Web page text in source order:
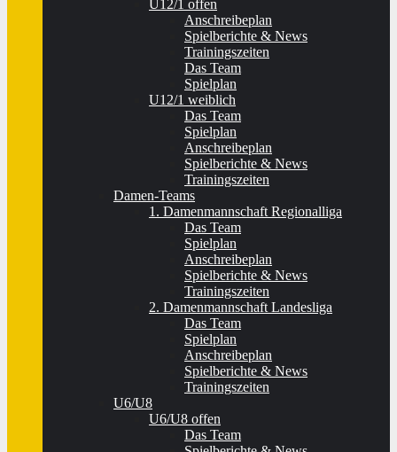
U12/1 offen
Anschreibeplan
Spielberichte & News
Trainingszeiten
Das Team
Spielplan
U12/1 weiblich
Das Team
Spielplan
Anschreibeplan
Spielberichte & News
Trainingszeiten
Damen-Teams
1. Damenmannschaft Regionalliga
Das Team
Spielplan
Anschreibeplan
Spielberichte & News
Trainingszeiten
2. Damenmannschaft Landesliga
Das Team
Spielplan
Anschreibeplan
Spielberichte & News
Trainingszeiten
U6/U8
U6/U8 offen
Das Team